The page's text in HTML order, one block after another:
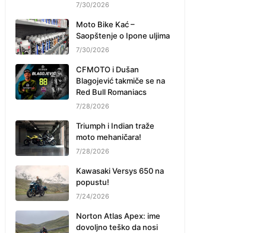
7/30/2026
Moto Bike Kać –
Saopštenje o Ipone uljima
7/30/2026
CFMOTO i Dušan
Blagojević takmiče se na
Red Bull Romaniacs
7/28/2026
Triumph i Indian traže
moto mehaničara!
7/28/2026
Kawasaki Versys 650 na
popustu!
7/24/2026
Norton Atlas Apex: ime
dovoljno teško da nosi